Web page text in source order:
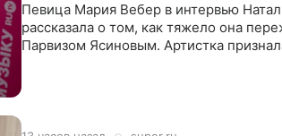
Певица Мария Вебер в интервью
рассказала о том, как тяжело она
Парвизом Ясиновым. Артистка